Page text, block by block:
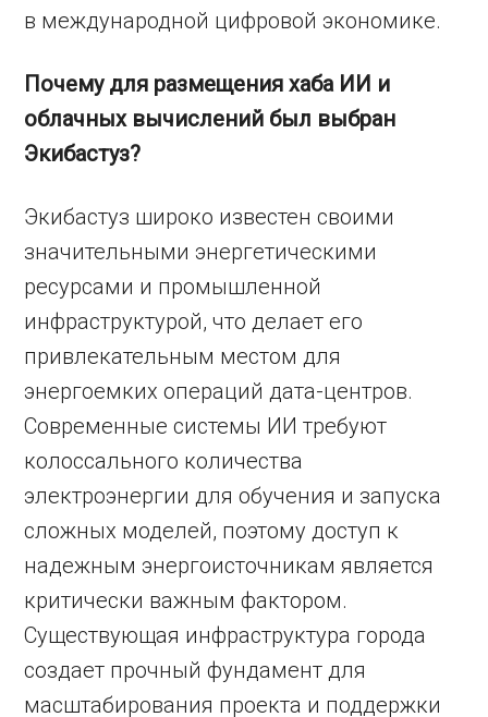
в международной цифровой экономике.
Почему для размещения хаба ИИ и
облачных вычислений был выбран
Экибастуз?
Экибастуз широко известен своими
значительными энергетическими
ресурсами и промышленной
инфраструктурой, что делает его
привлекательным местом для
энергоемких операций дата-центров.
Современные системы ИИ требуют
колоссального количества
электроэнергии для обучения и запуска
сложных моделей, поэтому доступ к
надежным энергоисточникам является
критически важным фактором.
Существующая инфраструктура города
создает прочный фундамент для
масштабирования проекта и поддержки